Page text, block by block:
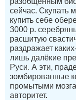
сейчас. Скупать
купить себе
3000 р.
расшитую
раздражает
лишь далёкие
Руси. А эти,
зомбированные
промытыми
авторитет.